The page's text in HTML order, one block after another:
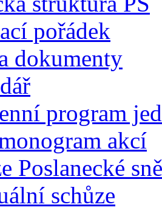
pořádek
dokumenty
program
akcí
Poslanecké
schůze